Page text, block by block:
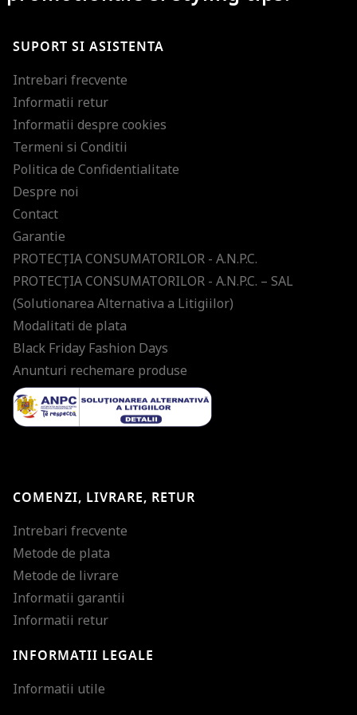
SUPORT SI ASISTENTA
Intrebari frecvente
Informatii retur
Informatii despre cookies
Termeni si Conditii
Politica de Confidentialitate
Despre noi
Contact
Garantie
PROTECŢIA CONSUMATORILOR - A.N.P.C.
PROTECŢIA CONSUMATORILOR - A.N.P.C. – SAL
(Solutionarea Alternativa a Litigiilor)
Modalitati de plata
Black Friday Fashion Days
Anunturi rechemare produse
COMENZI, LIVRARE, RETUR
Intrebari frecvente
Metode de plata
Metode de livrare
Informatii garantii
Informatii retur
INFORMATII LEGALE
Informatii utile